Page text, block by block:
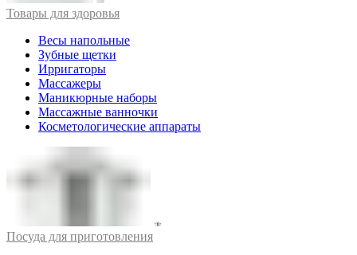
Товары для здоровья
Весы напольные
Зубные щетки
Ирригаторы
Массажеры
Маникюрные наборы
Массажные ванночки
Косметологические аппараты
Посуда для приготовления